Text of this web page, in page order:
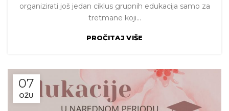
organizirati još jedan ciklus grupnih edukacija samo za
tretmane koji...
PROČITAJ VIŠE
07
OŽU